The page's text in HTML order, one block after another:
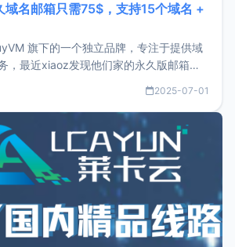
域名邮箱只需75$，支持15个域名 +
旗下的一个独立品牌，专注于提供域
，最近xiaoz发现他们家的永久版邮箱服
不妨尝试一下 NameCrane。注册
不支持直接注册，必须要购买
2025-07-01